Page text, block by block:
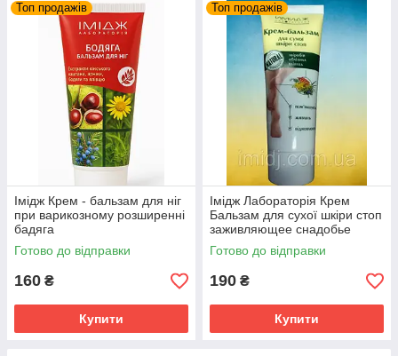
Топ продажів
Імідж Крем - бальзам для ніг
при варикозному розширенні
бадяга
Готово до відправки
160 ₴
Купити
Топ продажів
Імідж Лабораторія Крем
Бальзам для сухої шкіри стоп
заживляющее снадобье
Готово до відправки
190 ₴
Купити